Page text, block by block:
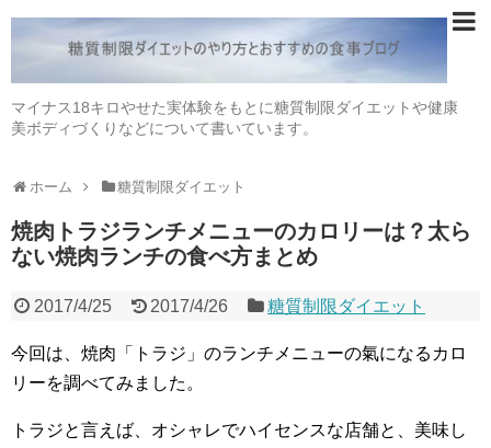
マイナス18キロやせた実体験をもとに糖質制限ダイエットや健康
美ボディづくりなどについて書いています。
ホーム 糖質制限ダイエット
焼肉トラジランチメニューのカロリーは？太ら
ない焼肉ランチの食べ方まとめ
2017/4/25 2017/4/26 糖質制限ダイエット
今回は、焼肉「トラジ」のランチメニューの氣になるカロ
リーを調べてみました。
トラジと言えば、オシャレでハイセンスな店舗と、美味し